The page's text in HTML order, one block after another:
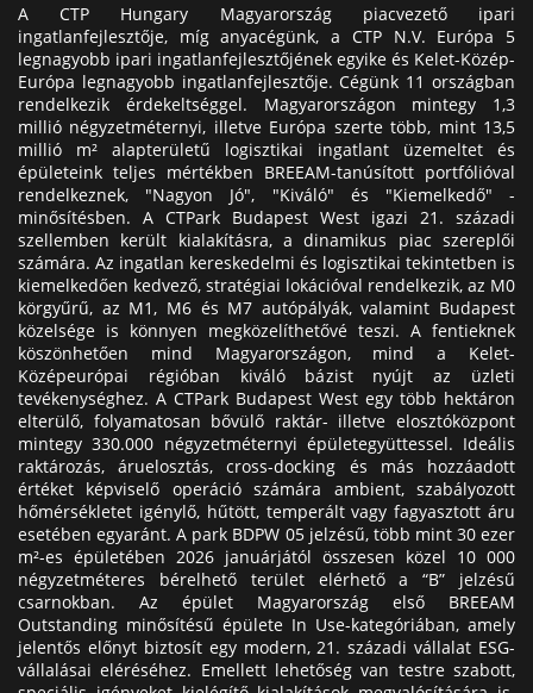
A CTP Hungary Magyarország piacvezető ipari
ingatlanfejlesztője, míg anyacégünk, a CTP N.V. Európa 5
legnagyobb ipari ingatlanfejlesztőjének egyike és Kelet-Közép-
Európa legnagyobb ingatlanfejlesztője. Cégünk 11 országban
rendelkezik érdekeltséggel. Magyarországon mintegy 1,3
millió négyzetméternyi, illetve Európa szerte több, mint 13,5
millió m² alapterületű logisztikai ingatlant üzemeltet és
épületeink teljes mértékben BREEAM-tanúsított portfólióval
rendelkeznek, "Nagyon Jó", "Kiváló" és "Kiemelkedő" -
minősítésben. A CTPark Budapest West igazi 21. századi
szellemben került kialakításra, a dinamikus piac szereplői
számára. Az ingatlan kereskedelmi és logisztikai tekintetben is
kiemelkedően kedvező, stratégiai lokációval rendelkezik, az M0
körgyűrű, az M1, M6 és M7 autópályák, valamint Budapest
közelsége is könnyen megközelíthetővé teszi. A fentieknek
köszönhetően mind Magyarországon, mind a Kelet-
Középeurópai régióban kiváló bázist nyújt az üzleti
tevékenységhez. A CTPark Budapest West egy több hektáron
elterülő, folyamatosan bővülő raktár- illetve elosztóközpont
mintegy 330.000 négyzetméternyi épületegyüttessel. Ideális
raktározás, áruelosztás, cross-docking és más hozzáadott
értéket képviselő operáció számára ambient, szabályozott
hőmérsékletet igénylő, hűtött, temperált vagy fagyasztott áru
esetében egyaránt. A park BDPW 05 jelzésű, több mint 30 ezer
m²-es épületében 2026 januárjától összesen közel 10 000
négyzetméteres bérelhető terület elérhető a “B” jelzésű
csarnokban. Az épület Magyarország első BREEAM
Outstanding minősítésű épülete In Use-kategóriában, amely
jelentős előnyt biztosít egy modern, 21. századi vállalat ESG-
vállalásai eléréséhez. Emellett lehetőség van testre szabott,